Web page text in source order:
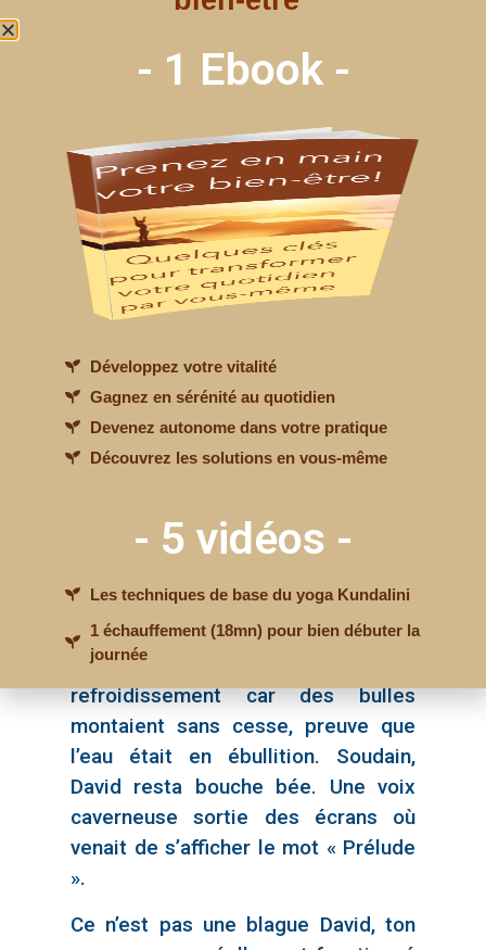
Modele article V2
objectif faire un résumé de ce que
va lire l’internaute(un teaser)
Cela ressemblait aux gros
Beaucoup de petites lumières
la base, une sorte d’aquarium avait
été installé tout autour.
Certainement le système de
refroidissement car des bulles
montaient sans cesse, preuve que
l’eau était en ébullition. Soudain,
David resta bouche bée. Une voix
caverneuse sortie des écrans où
venait de s’afficher le mot « Prélude
».
Ce n’est pas une blague David, ton
- 1 Ebook -
Développez votre vitalité
Gagnez en sérénité au quotidien
Devenez autonome dans votre pratique
Découvrez les solutions en vous-même
- 5 vidéos -
Les techniques de base du yoga Kundalini
1 échauffement (18mn) pour bien débuter la
journée
J'accède à MON GUIDE
GRATUIT